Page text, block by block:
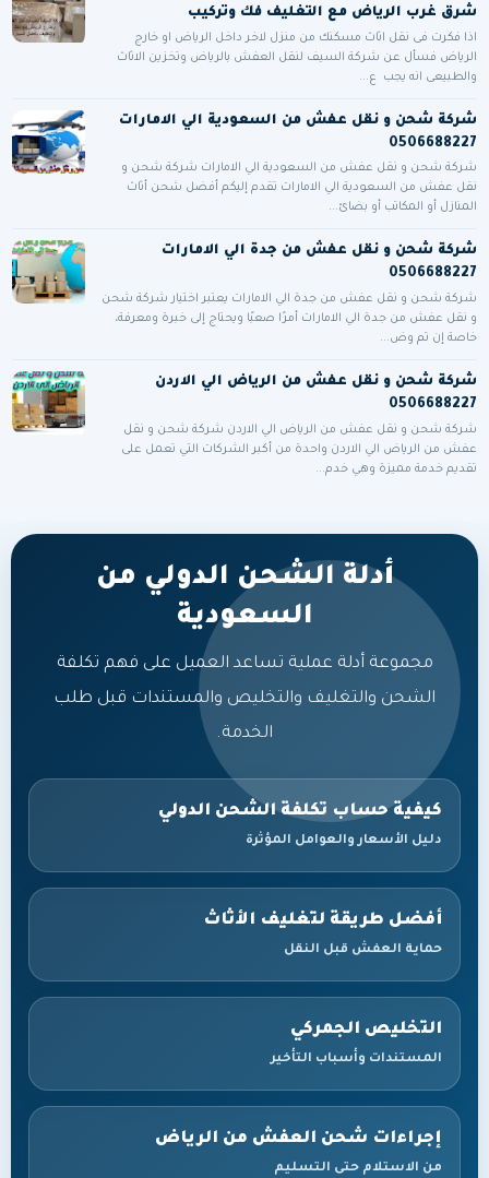
شرق غرب الرياض مع التغليف فك وتركيب
اذا فكرت فى نقل اثاث مسكنك من منزل لاخر داخل الرياض او خارج
الرياض فسأل عن شركة السيف لنقل العفش بالرياض وتخزين الاثاث
والطبيعى انه يجب ع...
شركة شحن و نقل عفش من السعودية الي الامارات
0506688227
شركة شحن و نقل عفش من السعودية الي الامارات شركة شحن و
نقل عفش من السعودية الي الامارات تقدم إليكم أفضل شحن أثاث
المنازل أو المكاتب أو بضائ...
شركة شحن و نقل عفش من جدة الي الامارات
0506688227
شركة شحن و نقل عفش من جدة الي الامارات يعتبر اختيار شركة شحن
و نقل عفش من جدة الي الامارات أمرًا صعبًا ويحتاج إلى خبرة ومعرفة،
خاصة إن تم وض...
شركة شحن و نقل عفش من الرياض الي الاردن
0506688227
شركة شحن و نقل عفش من الرياض الي الاردن شركة شحن و نقل
عفش من الرياض الي الاردن واحدة من أكبر الشركات التي تعمل على
تقديم خدمة مميزة وهي خدم...
أدلة الشحن الدولي من
السعودية
مجموعة أدلة عملية تساعد العميل على فهم تكلفة
الشحن والتغليف والتخليص والمستندات قبل طلب
الخدمة.
كيفية حساب تكلفة الشحن الدولي
دليل الأسعار والعوامل المؤثرة
أفضل طريقة لتغليف الأثاث
حماية العفش قبل النقل
التخليص الجمركي
المستندات وأسباب التأخير
إجراءات شحن العفش من الرياض
من الاستلام حتى التسليم